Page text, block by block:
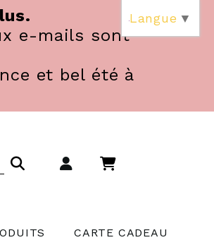
e-mails sont
et bel été à
CARTE CADEAU
Langue ▼